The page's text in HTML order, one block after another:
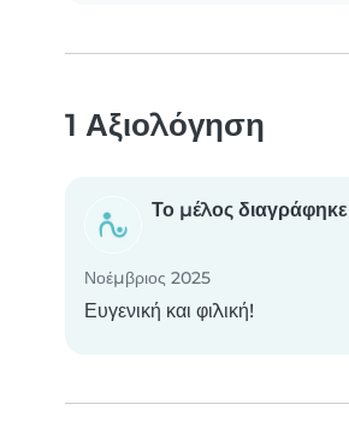
1 Αξιολόγηση
Το μέλος διαγράφηκε
Νοέμβριος 2025
Ευγενική και φιλική!